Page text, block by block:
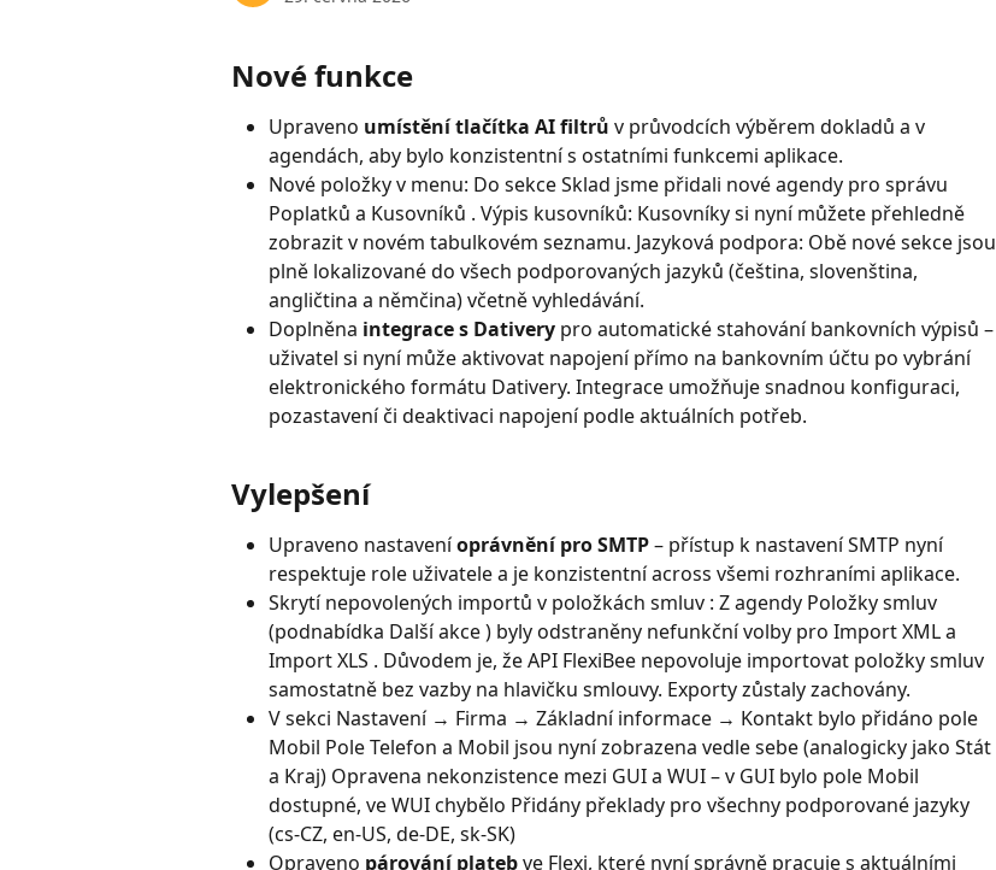
Nové funkce
Upraveno umístění tlačítka AI filtrů v průvodcích výběrem dokladů a v
agendách, aby bylo konzistentní s ostatními funkcemi aplikace.
Nové položky v menu: Do sekce Sklad jsme přidali nové agendy pro správu
Poplatků a Kusovníků . Výpis kusovníků: Kusovníky si nyní můžete přehledně
zobrazit v novém tabulkovém seznamu. Jazyková podpora: Obě nové sekce jsou
plně lokalizované do všech podporovaných jazyků (čeština, slovenština,
angličtina a němčina) včetně vyhledávání.
Doplněna integrace s Dativery pro automatické stahování bankovních výpisů –
uživatel si nyní může aktivovat napojení přímo na bankovním účtu po vybrání
elektronického formátu Dativery. Integrace umožňuje snadnou konfiguraci,
pozastavení či deaktivaci napojení podle aktuálních potřeb.
Vylepšení
Upraveno nastavení oprávnění pro SMTP – přístup k nastavení SMTP nyní
respektuje role uživatele a je konzistentní across všemi rozhraními aplikace.
Skrytí nepovolených importů v položkách smluv : Z agendy Položky smluv
(podnabídka Další akce ) byly odstraněny nefunkční volby pro Import XML a
Import XLS . Důvodem je, že API FlexiBee nepovoluje importovat položky smluv
samostatně bez vazby na hlavičku smlouvy. Exporty zůstaly zachovány.
V sekci Nastavení → Firma → Základní informace → Kontakt bylo přidáno pole
Mobil Pole Telefon a Mobil jsou nyní zobrazena vedle sebe (analogicky jako Stát
a Kraj) Opravena nekonzistence mezi GUI a WUI – v GUI bylo pole Mobil
dostupné, ve WUI chybělo Přidány překlady pro všechny podporované jazyky
(cs-CZ, en-US, de-DE, sk-SK)
Opraveno párování plateb ve Flexi, které nyní správně pracuje s aktuálními